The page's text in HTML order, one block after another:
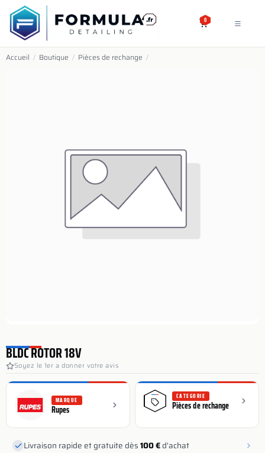
SE RENDRE AU CONTENU
0
Accueil / Boutique / Pièces de rechange /
BLDC ROTOR 18V
Soyez le 1er a donner votre avis
MARQUE
Rupes
CATEGORIE
Pièces de rechange
Livraison rapide et gratuite dès100 €d'achat